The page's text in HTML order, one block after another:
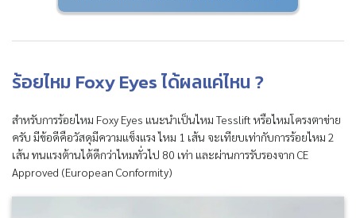
ร้อยไหม Foxy Eyes ได้ผลแค่ไหน ?
สำหรับการร้อยไหม Foxy Eyes แนะนำเป็นไหม Tesslift หรือไหมโครงตาข่าย
ครับ มีข้อดีคือวัสดุมีความแข็งแรง ไหม 1 เส้น จะเทียบเท่ากับการร้อยไหม 2
เส้น ทนแรงต้านได้ดีกว่าไหมทั่วไป 80 เท่า และผ่านการรับรองจาก CE
Approved (European Conformity)